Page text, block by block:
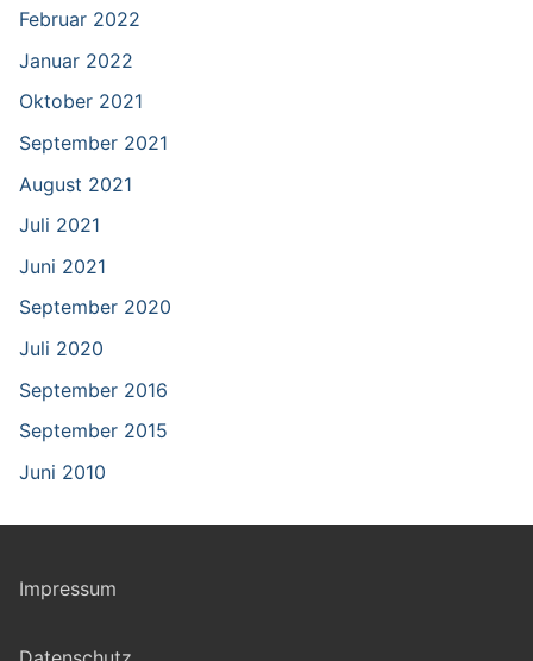
Februar 2022
Januar 2022
Oktober 2021
September 2021
August 2021
Juli 2021
Juni 2021
September 2020
Juli 2020
September 2016
September 2015
Juni 2010
Impressum